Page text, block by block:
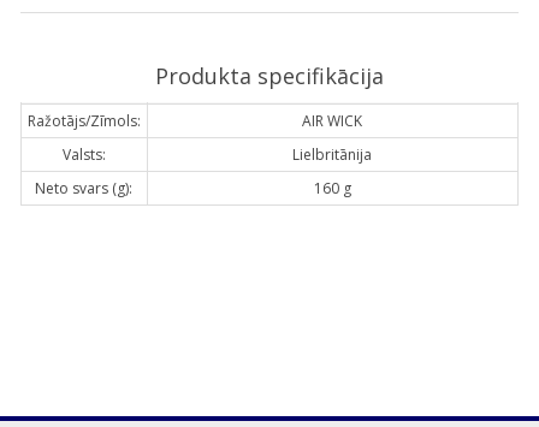
Produkta specifikācija
Ražotājs/Zīmols:
AIR WICK
Valsts:
Lielbritānija
Neto svars (g):
160 g